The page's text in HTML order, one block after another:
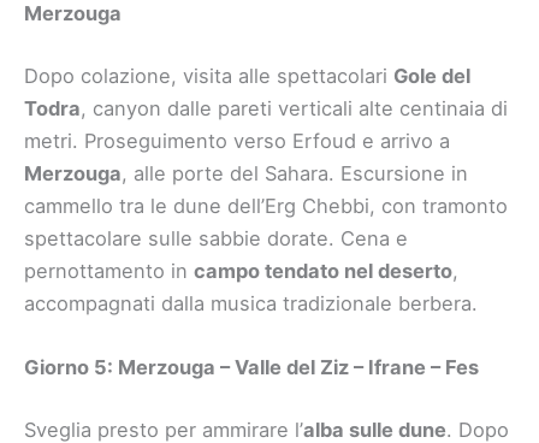
Merzouga
Dopo colazione, visita alle spettacolari Gole del
Todra, canyon dalle pareti verticali alte centinaia di
metri. Proseguimento verso Erfoud e arrivo a
Merzouga, alle porte del Sahara. Escursione in
cammello tra le dune dell’Erg Chebbi, con tramonto
spettacolare sulle sabbie dorate. Cena e
pernottamento in campo tendato nel deserto,
accompagnati dalla musica tradizionale berbera.
Giorno 5: Merzouga – Valle del Ziz – Ifrane – Fes
Sveglia presto per ammirare l’alba sulle dune. Dopo